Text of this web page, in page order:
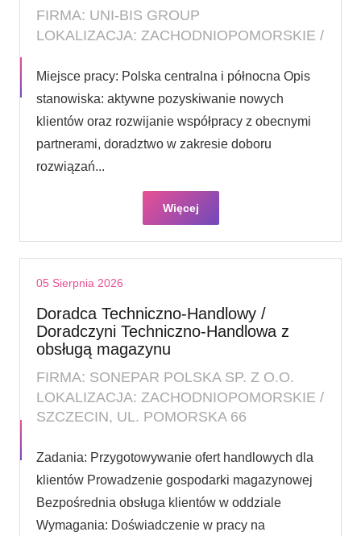
FIRMA: UNI-BIS GROUP
LOKALIZACJA: ZACHODNIOPOMORSKIE /
Miejsce pracy: Polska centralna i północna Opis
stanowiska: aktywne pozyskiwanie nowych
klientów oraz rozwijanie współpracy z obecnymi
partnerami, doradztwo w zakresie doboru
rozwiązań...
Więcej
05 Sierpnia 2026
Doradca Techniczno-Handlowy /
Doradczyni Techniczno-Handlowa z
obsługą magazynu
FIRMA: SONEPAR POLSKA SP. Z O.O.
LOKALIZACJA: ZACHODNIOPOMORSKIE /
SZCZECIN, UL. POMORSKA 66
Zadania: Przygotowywanie ofert handlowych dla
klientów Prowadzenie gospodarki magazynowej
Bezpośrednia obsługa klientów w oddziale
Wymagania: Doświadczenie w pracy na